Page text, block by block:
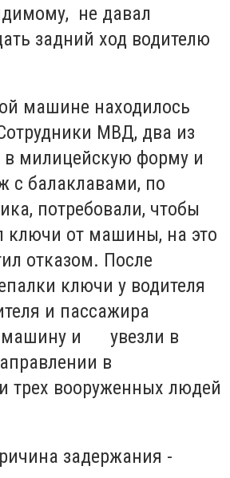
не давал
задний ход водителю
машине находилось
МВД, два из
в милицейскую форму и
с балаклавами, по
потребовали, чтобы
ключи от машины, на это
отказом. После
ключи у водителя
и пассажира
машину и увезли в
в
трех вооруженных людей
задержания -